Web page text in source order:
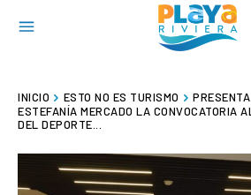
INICIO ESTO NO ES TURISMO
ESTEFANÍA MERCADO LA CONVOCATORIA
DEL DEPORTE...